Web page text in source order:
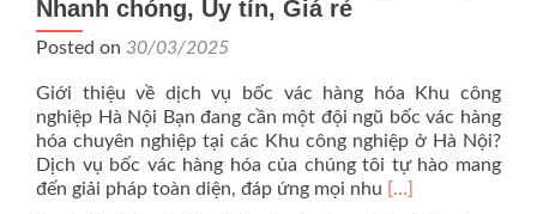
Nhanh chóng, Uy tín, Giá rẻ
Posted on 30/03/2025
Giới thiệu về dịch vụ bốc vác hàng hóa Khu công
nghiệp Hà Nội Bạn đang cần một đội ngũ bốc vác hàng
hóa chuyên nghiệp tại các Khu công nghiệp ở Hà Nội?
Dịch vụ bốc vác hàng hóa của chúng tôi tự hào mang
đến giải pháp toàn diện, đáp ứng mọi nhu Read
[…]